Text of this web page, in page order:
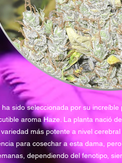
ha sido seleccionada por su increíble
aroma Haze. La planta nació
más potente a nivel
para cosechar a esta dama,
dependiendo del fenotipo,